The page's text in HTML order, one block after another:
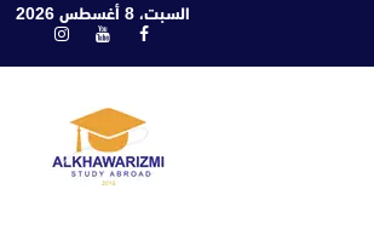
السبت، 8 أغسطس 2026
فيسبوكيوتيوبانستغرام